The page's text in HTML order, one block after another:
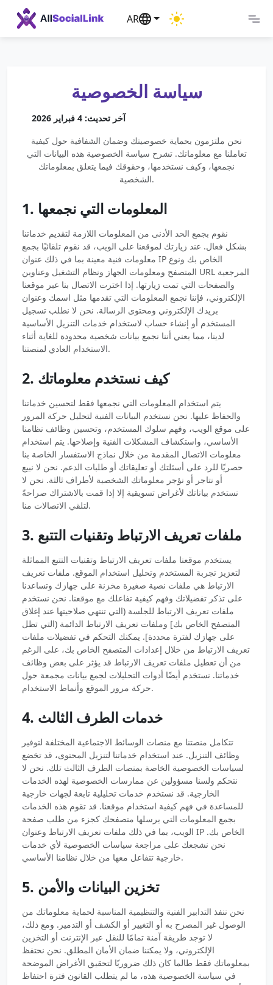
AR
سياسة الخصوصية
آخر تحديث: 4 فبراير 2026
نحن ملتزمون بحماية خصوصيتك وضمان الشفافية حول كيفية
تعاملنا مع معلوماتك. تشرح سياسة الخصوصية هذه البيانات التي
نجمعها، وكيف نستخدمها، وحقوقك فيما يتعلق بمعلوماتك
الشخصية.
1. المعلومات التي نجمعها
نقوم بجمع الحد الأدنى من المعلومات اللازمة لتقديم خدماتنا
بشكل فعال. عند زيارتك لموقعنا على الويب، قد نقوم تلقائيًا بجمع
معلومات فنية معينة بما في ذلك عنوان IP الخاص بك ونوع
المتصفح ومعلومات الجهاز ونظام التشغيل وعناوين URL المرجعية
والصفحات التي تمت زيارتها. إذا اخترت الاتصال بنا عبر موقعنا
الإلكتروني، فإننا نجمع المعلومات التي تقدمها مثل اسمك وعنوان
بريدك الإلكتروني ومحتوى الرسالة. نحن لا نطلب تسجيل
المستخدم أو إنشاء حساب لاستخدام خدمات التنزيل الأساسية
لدينا، مما يعني أننا نجمع بيانات شخصية محدودة للغاية أثناء
الاستخدام العادي لمنصتنا.
2. كيف نستخدم معلوماتك
يتم استخدام المعلومات التي نجمعها فقط لتحسين خدماتنا
والحفاظ عليها. نحن نستخدم البيانات الفنية لتحليل حركة المرور
على موقع الويب، وفهم سلوك المستخدم، وتحسين وظائف نظامنا
الأساسي، واستكشاف المشكلات الفنية وإصلاحها. يتم استخدام
معلومات الاتصال المقدمة من خلال نماذج الاستفسار الخاصة بنا
حصريًا للرد على أسئلتك أو تعليقاتك أو طلبات الدعم. نحن لا نبيع
أو نتاجر أو نؤجر معلوماتك الشخصية لأطراف ثالثة. نحن لا
نستخدم بياناتك لأغراض تسويقية إلا إذا قمت بالاشتراك صراحةً
لتلقي الاتصالات منا.
3. ملفات تعريف الارتباط وتقنيات التتبع
يستخدم موقعنا ملفات تعريف الارتباط وتقنيات التتبع المماثلة
لتعزيز تجربة المستخدم وتحليل استخدام الموقع. ملفات تعريف
الارتباط هي ملفات نصية صغيرة مخزنة على جهازك وتساعدنا
على تذكر تفضيلاتك وفهم كيفية تفاعلك مع موقعنا. نحن نستخدم
ملفات تعريف الارتباط للجلسة (التي تنتهي صلاحيتها عند إغلاق
المتصفح الخاص بك] وملفات تعريف الارتباط الدائمة (التي تظل
على جهازك لفترة محددة]. يمكنك التحكم في تفضيلات ملفات
تعريف الارتباط من خلال إعدادات المتصفح الخاص بك، على الرغم
من أن تعطيل ملفات تعريف الارتباط قد يؤثر على بعض وظائف
خدماتنا. نستخدم أيضًا أدوات التحليلات لجمع بيانات مجمعة حول
حركة مرور الموقع وأنماط الاستخدام.
4. خدمات الطرف الثالث
تتكامل منصتنا مع منصات الوسائط الاجتماعية المختلفة لتوفير
وظائف التنزيل. عند استخدام خدماتنا لتنزيل المحتوى، قد تخضع
لسياسات الخصوصية الخاصة بمنصات الطرف الثالث تلك. نحن لا
نتحكم ولسنا مسؤولين عن ممارسات الخصوصية لهذه الخدمات
الخارجية. قد نستخدم خدمات تحليلية تابعة لجهات خارجية
للمساعدة في فهم كيفية استخدام موقعنا. قد تقوم هذه الخدمات
بجمع المعلومات التي يرسلها متصفحك كجزء من طلب صفحة
الويب، بما في ذلك ملفات تعريف الارتباط وعنوان IP الخاص بك.
نحن نشجعك على مراجعة سياسات الخصوصية لأي خدمات
خارجية تتفاعل معها من خلال نظامنا الأساسي.
5. تخزين البيانات والأمن
نحن ننفذ التدابير الفنية والتنظيمية المناسبة لحماية معلوماتك من
الوصول غير المصرح به أو التغيير أو الكشف أو التدمير. ومع ذلك،
لا توجد طريقة آمنة تمامًا للنقل عبر الإنترنت أو التخزين
الإلكتروني، ولا يمكننا ضمان الأمان المطلق. نحن نحتفظ
بمعلوماتك فقط طالما كان ذلك ضروريًا لتحقيق الأغراض الموضحة
في سياسة الخصوصية هذه، ما لم يتطلب القانون فترة احتفاظ